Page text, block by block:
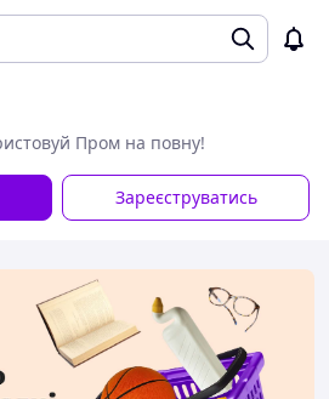
Пром на повну!
Зареєструватись